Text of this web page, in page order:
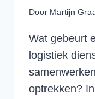
Door Martijn
Wat gebeurt
logistiek
optrekken?